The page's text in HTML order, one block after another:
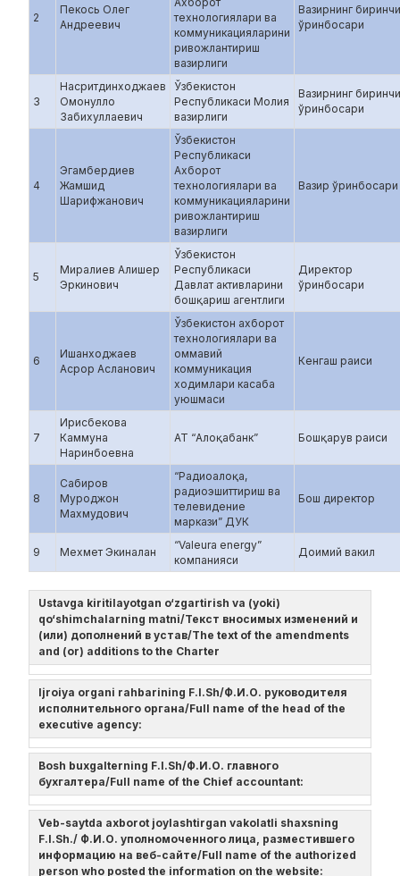
2
Пекось Олег
Андреевич
технологиялари ва
коммуникацияларини
ривожлантириш
вазирлиги
Вазирнинг биринчи
ўринбосари
3
Насритдинходжаев
Омонулло
Забихуллаевич
Ўзбекистон
Республикаси Молия
вазирлиги
Вазирнинг биринчи
ўринбосари
4
Эгамбердиев
Жамшид
Шарифжанович
Ўзбекистон
Республикаси
Ахборот
технологиялари ва
коммуникацияларини
ривожлантириш
вазирлиги
Вазир ўринбосари
5
Миралиев Алишер
Эркинович
Ўзбекистон
Республикаси
Давлат активларини
бошқариш агентлиги
Директор
ўринбосари
6
Ишанходжаев
Асрор Асланович
Ўзбекистон ахборот
технологиялари ва
оммавий
коммуникация
ходимлари касаба
уюшмаси
Кенгаш раиси
7
Ирисбекова
Каммуна
Наринбоевна
АТ “Алоқабанк” Бошқарув раиси
8
Сабиров
Муроджон
Махмудович
“Радиоалоқа,
радиоэшиттириш ва
телевидение
маркази” ДУК
Бош директор
9 Мехмет Экиналан
“Valeura energy”
компанияси
Доимий вакил
Ustavga kiritilayotgan o‘zgartirish va (yoki)
qo‘shimchalarning matni/Текст вносимых изменений и
(или) дополнений в устав/The text of the amendments
and (or) additions to the Charter
Ijroiya organi rahbarining F.I.Sh/Ф.И.О. руководителя
исполнительного органа/Full name of the head of the
executive agency:
Bosh buxgalterning F.I.Sh/Ф.И.О. главного
бухгалтера/Full name of the Chief accountant:
Veb-saytda axborot joylashtirgan vakolatli shaxsning
F.I.Sh./ Ф.И.О. уполномоченного лица, разместившего
информацию на веб-сайте/Full name of the authorized
person who posted the information on the website: